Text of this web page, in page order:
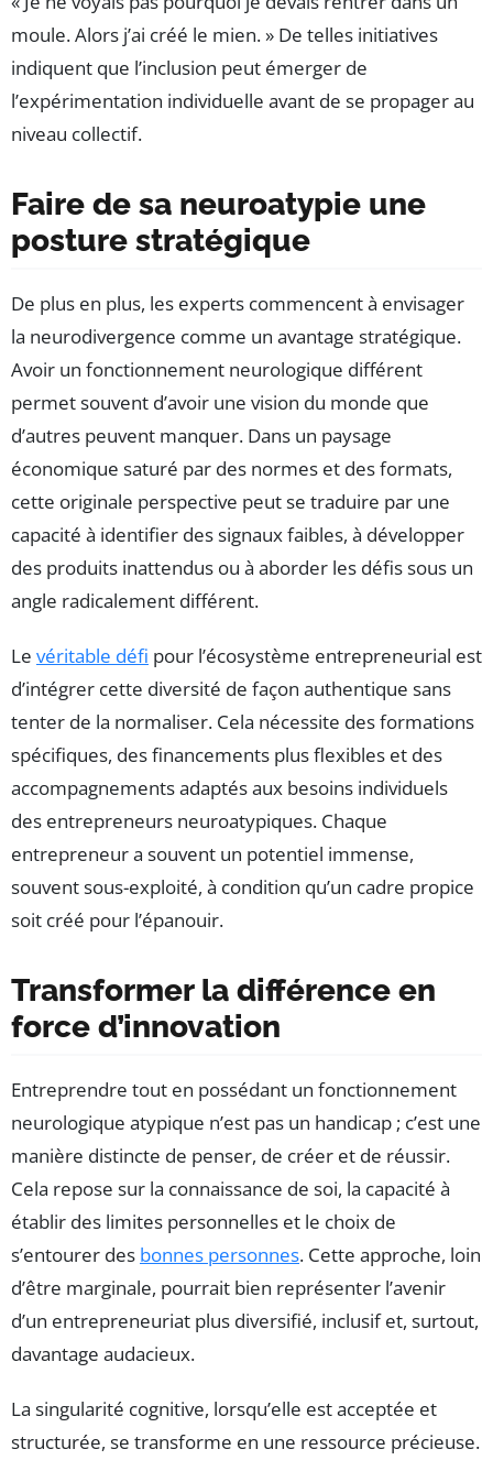
moule. Alors j’ai créé le mien. » De telles initiatives
indiquent que l’inclusion peut émerger de
l’expérimentation individuelle avant de se propager au
niveau collectif.
Faire de sa neuroatypie une
posture stratégique
De plus en plus, les experts commencent à envisager
la neurodivergence comme un avantage stratégique.
Avoir un fonctionnement neurologique différent
permet souvent d’avoir une vision du monde que
d’autres peuvent manquer. Dans un paysage
économique saturé par des normes et des formats,
cette originale perspective peut se traduire par une
capacité à identifier des signaux faibles, à développer
des produits inattendus ou à aborder les défis sous un
angle radicalement différent.
Le véritable défi pour l’écosystème entrepreneurial est
d’intégrer cette diversité de façon authentique sans
tenter de la normaliser. Cela nécessite des formations
spécifiques, des financements plus flexibles et des
accompagnements adaptés aux besoins individuels
des entrepreneurs neuroatypiques. Chaque
entrepreneur a souvent un potentiel immense,
souvent sous-exploité, à condition qu’un cadre propice
soit créé pour l’épanouir.
Transformer la différence en
force d’innovation
Entreprendre tout en possédant un fonctionnement
neurologique atypique n’est pas un handicap ; c’est une
manière distincte de penser, de créer et de réussir.
Cela repose sur la connaissance de soi, la capacité à
établir des limites personnelles et le choix de
s’entourer des bonnes personnes. Cette approche, loin
d’être marginale, pourrait bien représenter l’avenir
d’un entrepreneuriat plus diversifié, inclusif et, surtout,
davantage audacieux.
La singularité cognitive, lorsqu’elle est acceptée et
structurée, se transforme en une ressource précieuse.